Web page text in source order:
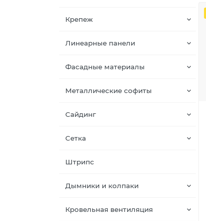
Крепеж
Линеарные панели
Фасадные материалы
Металлические софиты
Сайдинг
Сетка
Штрипс
Дымники и колпаки
Кровельная вентиляция